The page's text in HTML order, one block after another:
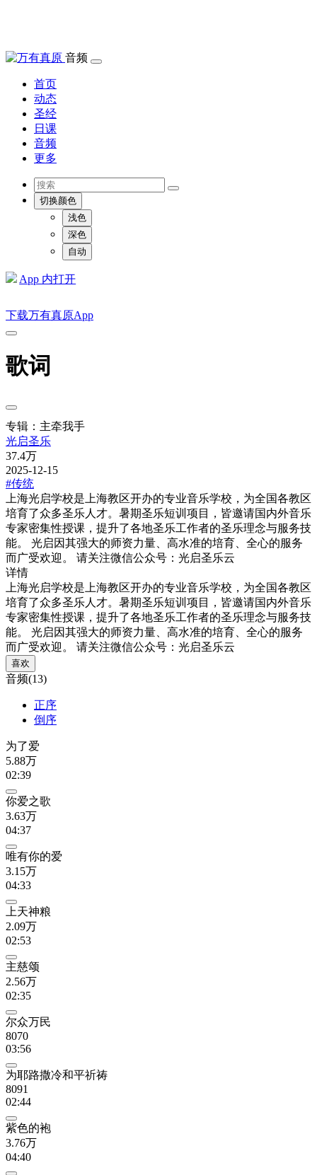
音频
首页
动态
圣经
日课
音频
更多
切换颜色
浅色
深色
自动
App 内打开
下载万有真原App
歌词
专辑：主牵我手
光启圣乐
37.4万
2025-12-15
#传统
上海光启学校是上海教区开办的专业音乐学校，为全国各教区
培育了众多圣乐人才。暑期圣乐短训项目，皆邀请国内外音乐
专家密集性授课，提升了各地圣乐工作者的圣乐理念与服务技
能。 光启因其强大的师资力量、高水准的培育、全心的服务
而广受欢迎。 请关注微信公众号：光启圣乐云
详情
上海光启学校是上海教区开办的专业音乐学校，为全国各教区
培育了众多圣乐人才。暑期圣乐短训项目，皆邀请国内外音乐
专家密集性授课，提升了各地圣乐工作者的圣乐理念与服务技
能。 光启因其强大的师资力量、高水准的培育、全心的服务
而广受欢迎。 请关注微信公众号：光启圣乐云
喜欢
音频(13)
正序
倒序
为了爱
5.88万
02:39
你爱之歌
3.63万
04:37
唯有你的爱
3.15万
04:33
上天神粮
2.09万
02:53
主慈颂
2.56万
02:35
尔众万民
8070
03:56
为耶路撒冷和平祈祷
8091
02:44
紫色的袍
3.76万
04:40